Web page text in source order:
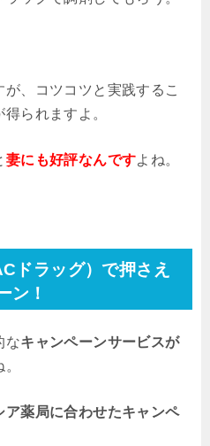
、コツコツと実践するこ
得られますよ。
妻にも好評なんですよね。
ドラッグ）で押さえ
ン！
なキャンペーンサービスが
ア薬局に合わせたキャンペ